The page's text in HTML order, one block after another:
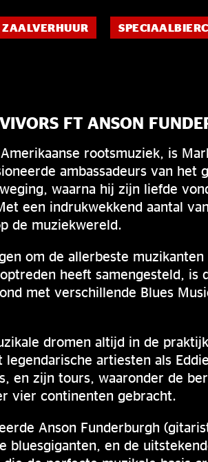
ZAALVERHUUR
FT ANSON
rootsmuziek, is
ambassadeurs van het
waarna hij zijn liefde
een indrukwekkend aantal
de muziekwereld.
om de allerbeste
heeft samengesteld, is
met verschillende Blues
dromen altijd in de
artiesten als
en zijn tours, waaronder de
vier continenten gebracht.
Anson Funderburgh
bluesgiganten, en de